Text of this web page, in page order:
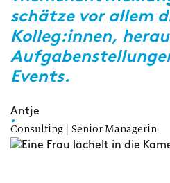
schätze vor allem
Kolleg:innen,
Events.
Antje
Consulting | Senior Managerin